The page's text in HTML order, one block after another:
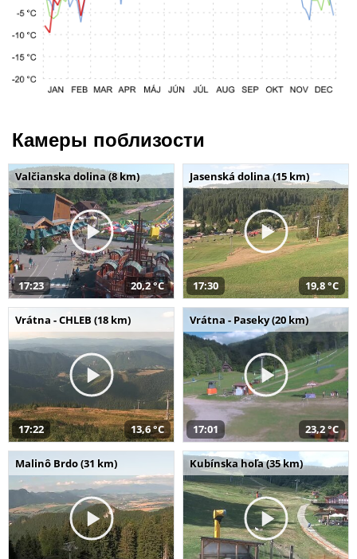
Камеры поблизости
Valčianska dolina (8 km)
17:23 20,2 °C
Jasenská dolina (15 km)
17:30 19,8 °C
Vrátna - CHLEB (18 km)
17:22 13,6 °C
Vrátna - Paseky (20 km)
17:01 23,2 °C
Malinô Brdo (31 km) Kubínska hoľa (35 km)